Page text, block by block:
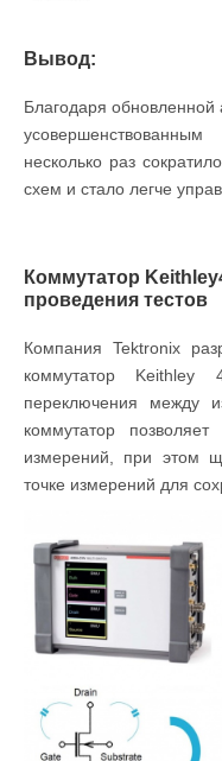
Вывод:
Благодаря
несколько раз
схем и стало легче
Коммутатор
проведения тестов
Компания Tektronix
коммутатор Keithley
переключения между
коммутатор
измерений, при этом
точке измерений для